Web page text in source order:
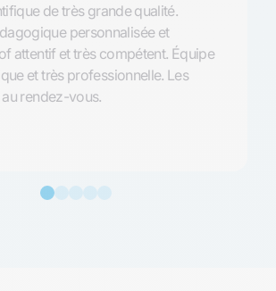
de très grande qualité.
personnalisée et
attentif et très compétent. Équipe
et très professionnelle. Les
rendez-vous.